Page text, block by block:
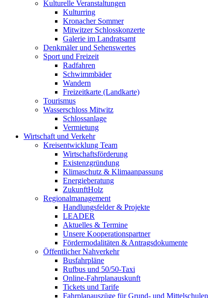
Kulturelle Veranstaltungen
Kulturring
Kronacher Sommer
Mitwitzer Schlosskonzerte
Galerie im Landratsamt
Denkmäler und Sehenswertes
Sport und Freizeit
Radfahren
Schwimmbäder
Wandern
Freizeitkarte (Landkarte)
Tourismus
Wasserschloss Mitwitz
Schlossanlage
Vermietung
Wirtschaft und Verkehr
Kreisentwicklung Team
Wirtschaftsförderung
Existenzgründung
Klimaschutz & Klimaanpassung
Energieberatung
ZukunftHolz
Regionalmanagement
Handlungsfelder & Projekte
LEADER
Aktuelles & Termine
Unsere Kooperationspartner
Fördermodalitäten & Antragsdokumente
Öffentlicher Nahverkehr
Busfahrpläne
Rufbus und 50/50-Taxi
Online-Fahrplanauskunft
Tickets und Tarife
Fahrplanauszüge für Grund- und Mittelschulen